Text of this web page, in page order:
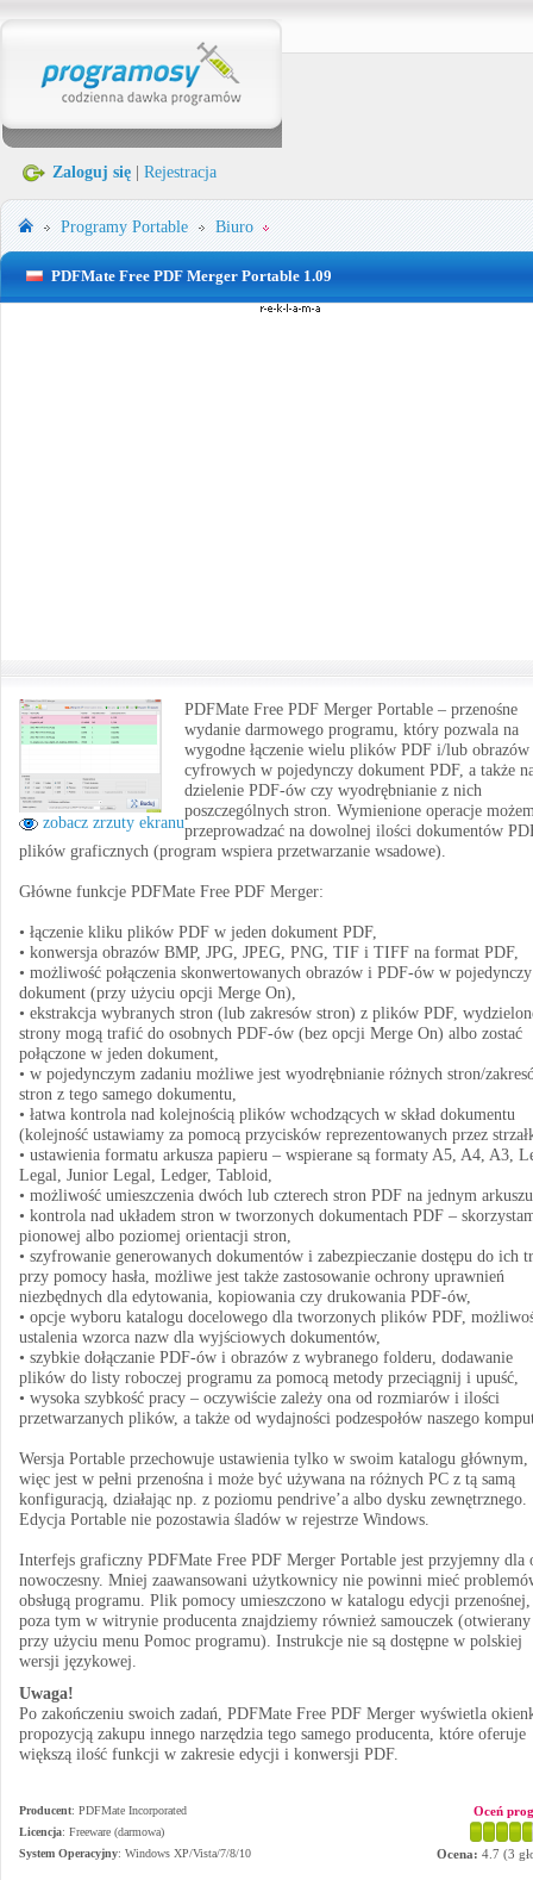
Zaloguj się Rejestracja
Programy Portable Biuro
PDFMate Free PDF Merger Portable 1.09
zobacz zrzuty ekranu
PDFMate Free PDF Merger Portable – przenośne
wydanie darmowego programu, który pozwala na
wygodne łączenie wielu plików PDF i/lub obrazów
cyfrowych w pojedynczy dokument PDF, a także
dzielenie PDF-ów czy wyodrębnianie z nich
poszczególnych stron. Wymienione operacje
przeprowadzać na dowolnej ilości dokumentów
plików graficznych (program wspiera przetwarzanie wsadowe).
Główne funkcje PDFMate Free PDF Merger:
• łączenie kliku plików PDF w jeden dokument PDF,
• konwersja obrazów BMP, JPG, JPEG, PNG, TIF i TIFF na format PDF,
• możliwość połączenia skonwertowanych obrazów i PDF-ów w pojedynczy
dokument (przy użyciu opcji Merge On),
• ekstrakcja wybranych stron (lub zakresów stron) z plików PDF,
strony mogą trafić do osobnych PDF-ów (bez opcji Merge On) albo zostać
połączone w jeden dokument,
• w pojedynczym zadaniu możliwe jest wyodrębnianie różnych stron/
stron z tego samego dokumentu,
• łatwa kontrola nad kolejnością plików wchodzących w skład dokumentu
(kolejność ustawiamy za pomocą przycisków reprezentowanych przez
• ustawienia formatu arkusza papieru – wspierane są formaty A5, A4, A3,
Legal, Junior Legal, Ledger, Tabloid,
• możliwość umieszczenia dwóch lub czterech stron PDF na jednym
• kontrola nad układem stron w tworzonych dokumentach PDF –
pionowej albo poziomej orientacji stron,
• szyfrowanie generowanych dokumentów i zabezpieczanie dostępu do ich
przy pomocy hasła, możliwe jest także zastosowanie ochrony uprawnień
niezbędnych dla edytowania, kopiowania czy drukowania PDF-ów,
• opcje wyboru katalogu docelowego dla tworzonych plików PDF,
ustalenia wzorca nazw dla wyjściowych dokumentów,
• szybkie dołączanie PDF-ów i obrazów z wybranego folderu, dodawanie
plików do listy roboczej programu za pomocą metody przeciągnij i upuść,
• wysoka szybkość pracy – oczywiście zależy ona od rozmiarów i ilości
przetwarzanych plików, a także od wydajności podzespołów naszego
Wersja Portable przechowuje ustawienia tylko w swoim katalogu głównym,
więc jest w pełni przenośna i może być używana na różnych PC z tą samą
konfiguracją, działając np. z poziomu pendrive’a albo dysku zewnętrznego.
Edycja Portable nie pozostawia śladów w rejestrze Windows.
Interfejs graficzny PDFMate Free PDF Merger Portable jest przyjemny dla
nowoczesny. Mniej zaawansowani użytkownicy nie powinni mieć
obsługą programu. Plik pomocy umieszczono w katalogu edycji przenośnej,
poza tym w witrynie producenta znajdziemy również samouczek (otwierany
przy użyciu menu Pomoc programu). Instrukcje nie są dostępne w polskiej
wersji językowej.
Uwaga!
Po zakończeniu swoich zadań, PDFMate Free PDF Merger wyświetla
propozycją zakupu innego narzędzia tego samego producenta, które oferuje
większą ilość funkcji w zakresie edycji i konwersji PDF.
Producent: PDFMate Incorporated
Licencja: Freeware (darmowa)
System Operacyjny: Windows XP/Vista/7/8/10
Oceń
Ocena: 4.7 (3